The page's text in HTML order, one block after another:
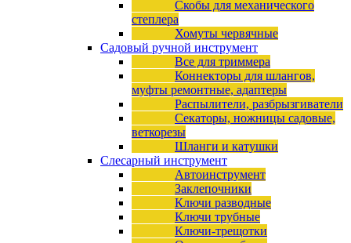
Скобы для механического
степлера
Хомуты червячные
Садовый ручной инструмент
Все для триммера
Коннекторы для шлангов,
муфты ремонтные, адаптеры
Распылители, разбрызгиватели
Секаторы, ножницы садовые,
веткорезы
Шланги и катушки
Слесарный инструмент
Автоинструмент
Заклепочники
Ключи разводные
Ключи трубные
Ключи-трещотки